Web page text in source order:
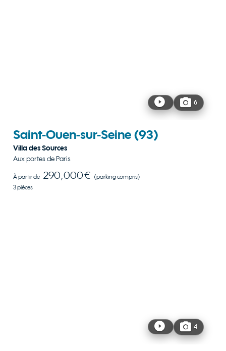
6
Saint-Ouen-sur-Seine (93)
Villa des Sources
Aux portes de Paris
À partir de 290,000 € (parking compris)
3 pièces
4